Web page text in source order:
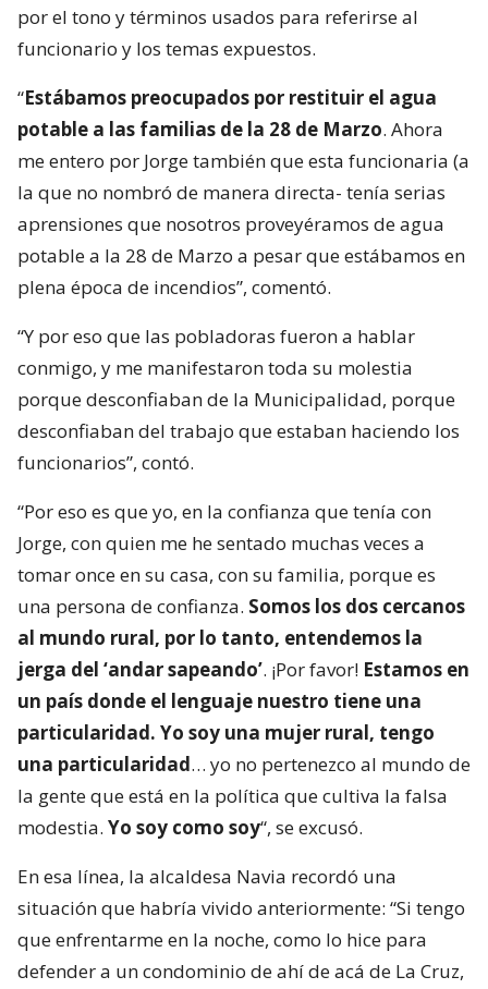
por el tono y términos usados para referirse al
funcionario y los temas expuestos.
“Estábamos preocupados por restituir el agua
potable a las familias de la 28 de Marzo. Ahora
me entero por Jorge también que esta funcionaria (a
la que no nombró de manera directa- tenía serias
aprensiones que nosotros proveyéramos de agua
potable a la 28 de Marzo a pesar que estábamos en
plena época de incendios”, comentó.
“Y por eso que las pobladoras fueron a hablar
conmigo, y me manifestaron toda su molestia
porque desconfiaban de la Municipalidad, porque
desconfiaban del trabajo que estaban haciendo los
funcionarios”, contó.
“Por eso es que yo, en la confianza que tenía con
Jorge, con quien me he sentado muchas veces a
tomar once en su casa, con su familia, porque es
una persona de confianza. Somos los dos cercanos
al mundo rural, por lo tanto, entendemos la
jerga del ‘andar sapeando’. ¡Por favor! Estamos en
un país donde el lenguaje nuestro tiene una
particularidad. Yo soy una mujer rural, tengo
una particularidad… yo no pertenezco al mundo de
la gente que está en la política que cultiva la falsa
modestia. Yo soy como soy“, se excusó.
En esa línea, la alcaldesa Navia recordó una
situación que habría vivido anteriormente: “Si tengo
que enfrentarme en la noche, como lo hice para
defender a un condominio de ahí de acá de La Cruz,